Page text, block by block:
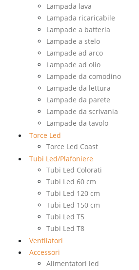
Lampada lava
Lampada ricaricabile
Lampade a batteria
Lampade a stelo
Lampade ad arco
Lampade ad olio
Lampade da comodino
Lampade da lettura
Lampade da parete
Lampade da scrivania
Lampade da tavolo
Torce Led
Torce Led Coast
Tubi Led/Plafoniere
Tubi Led Colorati
Tubi Led 60 cm
Tubi Led 120 cm
Tubi Led 150 cm
Tubi Led T5
Tubi Led T8
Ventilatori
Accessori
Alimentatori led